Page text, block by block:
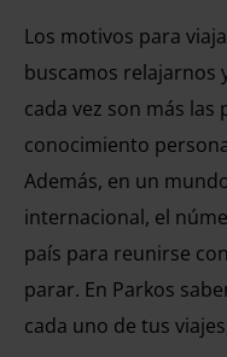
Los motivos para
buscamos relajarnos
cada vez son más
conocimiento
Además, en un
internacional, el
país para reunirse
parar. En Parkos
cada uno de tus